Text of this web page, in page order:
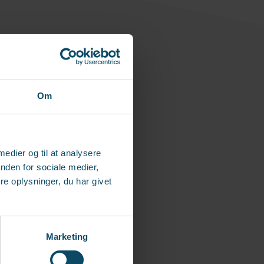
Om
og til at analysere
for sociale medier,
oplysninger, du har givet
Marketing